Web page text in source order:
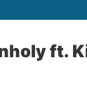
ft.